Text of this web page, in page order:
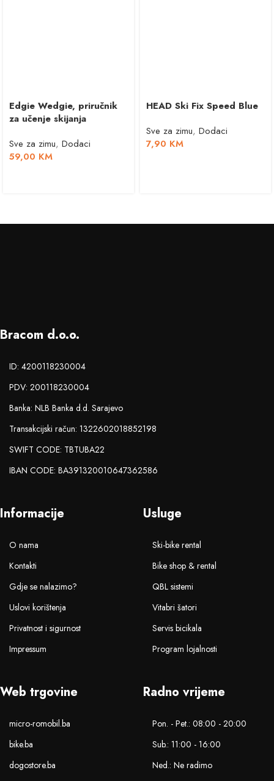
Edgie Wedgie, priručnik
za učenje skijanja
Sve za zimu, Dodaci
59,00 KM
HEAD Ski Fix Speed Blue
Sve za zimu, Dodaci
7,90 KM
Bracom d.o.o.
ID: 4200118230004
PDV: 200118230004
Banka: NLB Banka d.d. Sarajevo
Transakcijski račun: 1322602018852198
SWIFT CODE: TBTUBA22
IBAN CODE: BA391320010647362586
Informacije
O nama
Kontakti
Gdje se nalazimo?
Uslovi korištenja
Privatnost i sigurnost
Impressum
Usluge
Ski-bike rental
Bike shop & rental
QBL sistemi
Vitabri šatori
Servis bicikala
Program lojalnosti
Web trgovine
micro-romobil.ba
bike.ba
dogostore.ba
Radno vrijeme
Pon. - Pet.: 08:00 - 20:00
Sub.: 11:00 - 16:00
Ned.: Ne radimo